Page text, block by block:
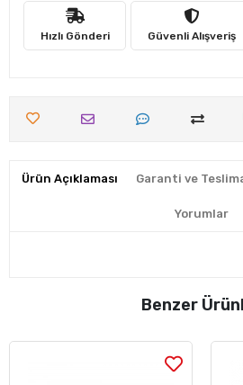
Hızlı Gönderi Güvenli Alışveriş
Ürün Açıklaması Garanti ve
Yorumlar
Benzer